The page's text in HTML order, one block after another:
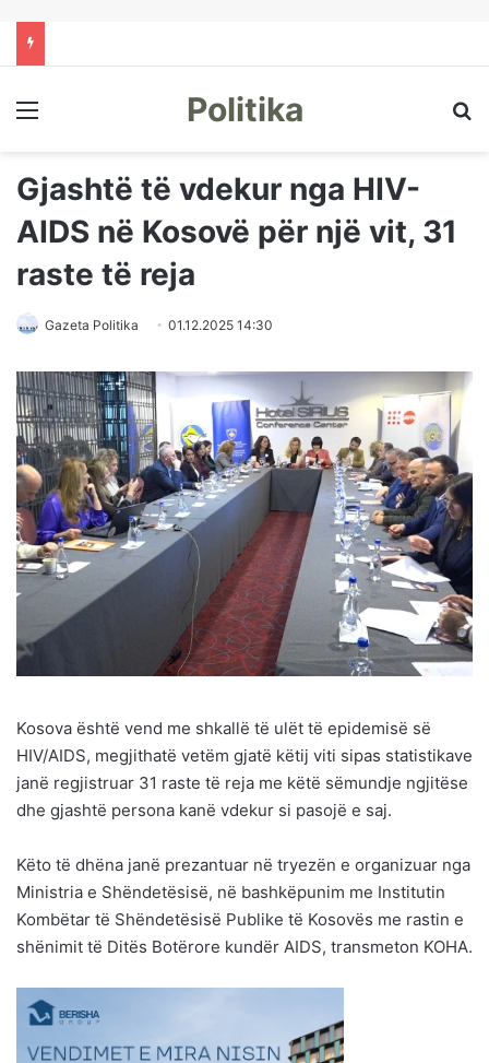
Menu Politika
Gjashtë të vdekur nga HIV-
AIDS në Kosovë për një vit, 31
raste të reja
Gazeta Politika 01.12.2025 14:30
Kosova është vend me shkallë të ulët të epidemisë së
HIV/AIDS, megjithatë vetëm gjatë këtij viti sipas statistikave
janë regjistruar 31 raste të reja me këtë sëmundje ngjitëse
dhe gjashtë persona kanë vdekur si pasojë e saj.
Këto të dhëna janë prezantuar në tryezën e organizuar nga
Ministria e Shëndetësisë, në bashkëpunim me Institutin
Kombëtar të Shëndetësisë Publike të Kosovës me rastin e
shënimit të Ditës Botërore kundër AIDS, transmeton KOHA.